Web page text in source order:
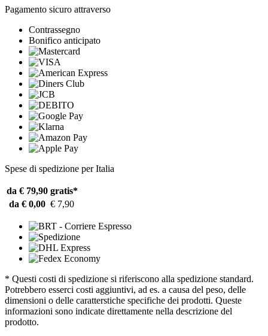
Pagamento sicuro attraverso
Contrassegno
Bonifico anticipato
Spese di spedizione per Italia
da € 79,90 gratis*
da € 0,00 € 7,90
* Questi costi di spedizione si riferiscono alla spedizione standard.
Potrebbero esserci costi aggiuntivi, ad es. a causa del peso, delle
dimensioni o delle caratterstiche specifiche dei prodotti. Queste
informazioni sono indicate direttamente nella descrizione del
prodotto.